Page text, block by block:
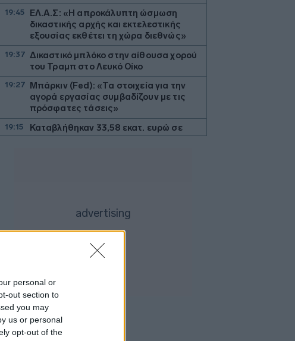
personal or
out section to
you may
us or personal
opt-out of the
19:45
ΕΛ.Α.Σ: «Η απροκάλυπτη ώσμωση
δικαστικής αρχής και εκτελεστικής
εξουσίας εκθέτει τη χώρα διεθνώς»
19:37 Δικαστικό μπλόκο στην αίθουσα χορού
του Τραμπ στο Λευκό Οίκο
19:27
Μπάρκιν (Fed): «Τα στοιχεία για την
αγορά εργασίας συμβαδίζουν με τις
πρόσφατες τάσεις»
19:15
Καταβλήθηκαν 33,58 εκατ. ευρώ σε
67.746 δικαιούχους για την αγορά
Κορυφώνεται η έξοδος των εκδρομέων
δρομολόγια για Κυκλάδες
Η Ιταλία απαντά στην Ισπανία: «Δεν
18:40 Flexopack: Στα 6,49 εκατ. ευρώ το
μετοχικό κεφάλαιο μετά την άσκηση
stock options
18:33
Θεσσαλονίκη: Οι αλλαγές στις